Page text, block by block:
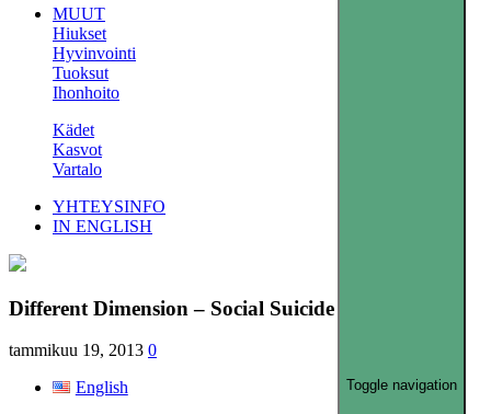
Toggle navigation
MUUT
Hiukset
Hyvinvointi
Tuoksut
Ihonhoito
Kädet
Kasvot
Vartalo
YHTEYSINFO
IN ENGLISH
Different Dimension – Social Suicide
tammikuu 19, 2013 0
English